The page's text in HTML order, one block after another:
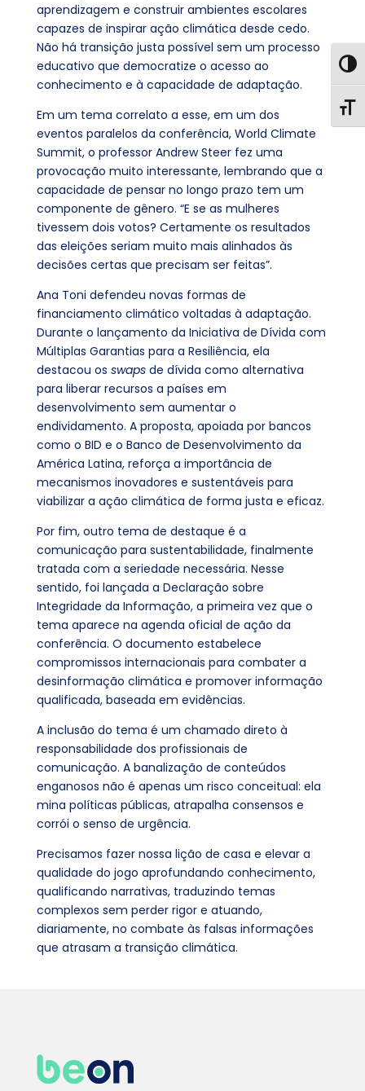
aprendizagem e construir ambientes escolares
capazes de inspirar ação climática desde cedo.
Não há transição justa possível sem um processo
educativo que democratize o acesso ao
conhecimento e à capacidade de adaptação.
Em um tema correlato a esse, em um dos
eventos paralelos da conferência, World Climate
Summit, o professor Andrew Steer fez uma
provocação muito interessante, lembrando que a
capacidade de pensar no longo prazo tem um
componente de gênero. “E se as mulheres
tivessem dois votos? Certamente os resultados
das eleições seriam muito mais alinhados às
decisões certas que precisam ser feitas”.
Ana Toni defendeu novas formas de
financiamento climático voltadas à adaptação.
Durante o lançamento da Iniciativa de Dívida com
Múltiplas Garantias para a Resiliência, ela
destacou os swapsde dívida como alternativa
para liberar recursos a países em
desenvolvimento sem aumentar o
endividamento. A proposta, apoiada por bancos
como o BID e o Banco de Desenvolvimento da
América Latina, reforça a importância de
mecanismos inovadores e sustentáveis para
viabilizar a ação climática de forma justa e eficaz.
Por fim, outro tema de destaque é a
comunicação para sustentabilidade, finalmente
tratada com a seriedade necessária. Nesse
sentido, foi lançada a Declaração sobre
Integridade da Informação, a primeira vez que o
tema aparece na agenda oficial de ação da
conferência. O documento estabelece
compromissos internacionais para combater a
desinformação climática e promover informação
qualificada, baseada em evidências.
A inclusão do tema é um chamado direto à
responsabilidade dos profissionais de
comunicação. A banalização de conteúdos
enganosos não é apenas um risco conceitual: ela
mina políticas públicas, atrapalha consensos e
corrói o senso de urgência.
Precisamos fazer nossa lição de casa e elevar a
qualidade do jogo aprofundando conhecimento,
qualificando narrativas, traduzindo temas
complexos sem perder rigor e atuando,
diariamente, no combate às falsas informações
que atrasam a transição climática.